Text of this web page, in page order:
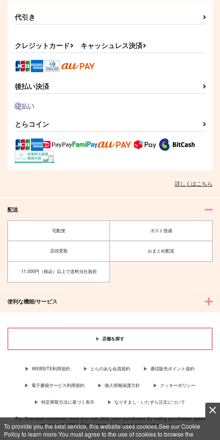
To provide you the best service, this website uses cookies.See our Cookie
Policy to learn more.You must agree to the use of cookies to browse the
眠眠民
影山飛雄×日向翔陽
サンプル
629円（税込）
代引き
クレジットカード キャッシュレス決済
後払い決済
とらコイン
詳しくはこちら
配送
宅配便 ポスト投函
店頭受取 おまとめ配送
11,000円（税込）以上で送料当社負担
便利な機能/サービス
店舗を探す
WEBSITE利用規約 とらのあな会員規約 通信販売ポイント規約
電子書籍サービス利用規約 個人情報保護方針 クッキーポリシー
特定商取引法に基づく表示 なりすまし・いたずら注文について
For Overseas customer, now you can ship your purchases by using purchases agent
services “AOCS”! Click {more…} for more information …more